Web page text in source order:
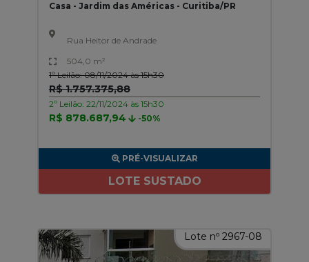
Casa - Jardim das Américas - Curitiba/PR
Rua Heitor de Andrade
504,0 m²
1º Leilão: 08/11/2024 às 15h30
R$ 1.757.375,88
2º Leilão: 22/11/2024 às 15h30
R$ 878.687,94 -50%
PRÉ-VISUALIZAR
LOTE SUSTADO
Lote nº 2967-08